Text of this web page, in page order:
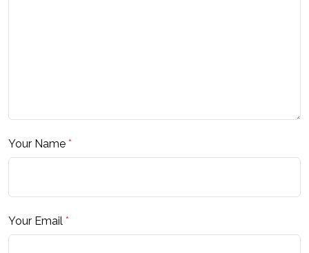
Your Name *
Your Email *